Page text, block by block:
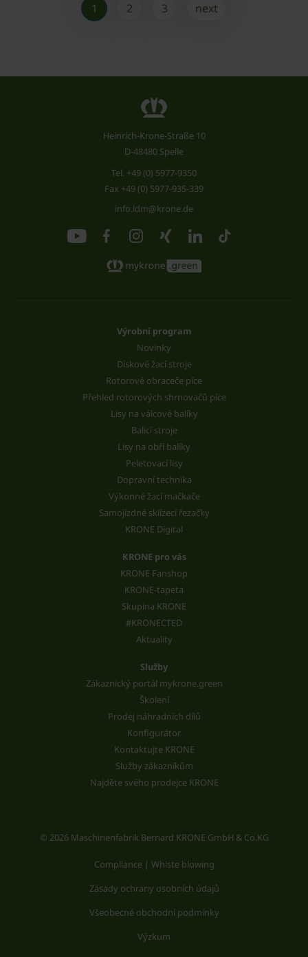
1 2 3 next
Heinrich-Krone-Straße 10
D-48480 Spelle
Tel. +49 (0) 5977-9350
Fax +49 (0) 5977-935-339
info.ldm@krone.de
Výrobní program
Novinky
Diskové žací stroje
Rotorové obraceče píce
Přehled rotorových shrnovačů píce
Lisy na válcové balíky
Balicí stroje
Lisy na obří balíky
Peletovací lisy
Dopravní technika
Výkonné žací mačkače
Samojízdné sklízecí řezačky
KRONE Digital
KRONE pro vás
KRONE Fanshop
KRONE-tapeta
Skupina KRONE
#KRONECTED
Aktuality
Služby
Zákaznický portál mykrone.green
Školení
Prodej náhradních dílů
Konfigurátor
Kontaktujte KRONE
Služby zákazníkům
Najděte svého prodejce KRONE
© 2026 Maschinenfabrik Bernard KRONE GmbH & Co.KG
Compliance | Whiste blowing
Zásady ochrany osobních údajů
Všeobecné obchodní podmínky
Výzkum